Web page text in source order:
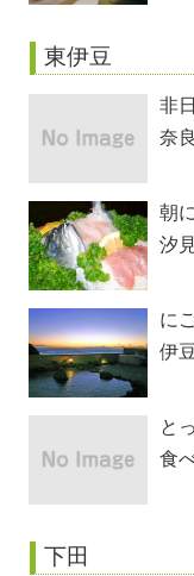
東伊豆
非
奈
朝
ル
汐
に
伊
と
食
下田